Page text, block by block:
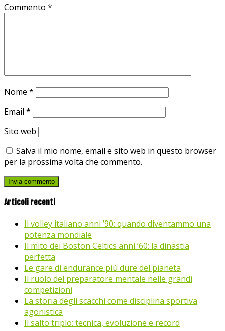
Commento *
Nome *
Email *
Sito web
Salva il mio nome, email e sito web in questo browser
per la prossima volta che commento.
Articoli recenti
Il volley italiano anni ’90: quando diventammo una
potenza mondiale
Il mito dei Boston Celtics anni ’60: la dinastia
perfetta
Le gare di endurance più dure del pianeta
Il ruolo del preparatore mentale nelle grandi
competizioni
La storia degli scacchi come disciplina sportiva
agonistica
Il salto triplo: tecnica, evoluzione e record